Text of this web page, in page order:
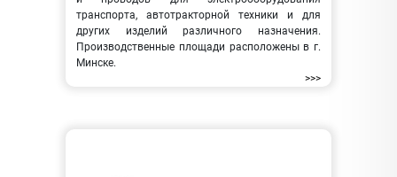
транспорта, автотракторной техники и для
других изделий различного назначения.
Производственные площади расположены в г.
Минске.
>>>